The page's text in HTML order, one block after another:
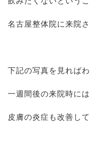
名古屋整体院に来院さ
下記の写真を見ればわ
一週間後の来院時には
皮膚の炎症も改善して